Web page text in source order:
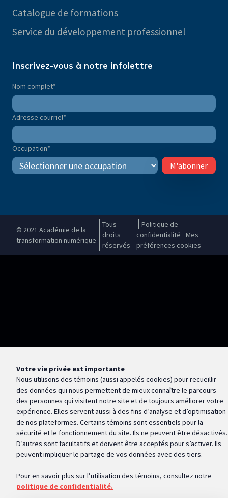
Inscrivez-vous à notre infolettre
Nom complet*
Adresse courriel*
Occupation*
M'abonner
Catalogue de formations
Service du développement professionnel
© 2021 Académie de la
transformation numérique
Tous
droits
réservés
Politique de
confidentialité
Mes
préférences cookies
Votre vie privée est importante
Nous utilisons des témoins (aussi appelés cookies) pour recueillir
des données qui nous permettent de mieux connaître le parcours
des personnes qui visitent notre site et de toujours améliorer votre
expérience. Elles servent aussi à des fins d’analyse et d’optimisation
de nos plateformes. Certains témoins sont essentiels pour la
sécurité et le fonctionnement du site. Ils ne peuvent être désactivés.
D’autres sont facultatifs et doivent être acceptés pour s’activer. Ils
peuvent impliquer le partage de vos données avec des tiers.
Pour en savoir plus sur l’utilisation des témoins, consultez notre
politique de confidentialité.